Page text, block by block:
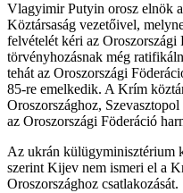
Vlagyimir Putyin orosz elnök
Köztársaság vezetőivel,
felvételét kéri az Oroszországi
törvényhozásnak még
tehát az Oroszországi
85-re emelkedik. A Krím
Oroszországhoz,
az Oroszországi Föderáció
Az ukrán külügyminisztérium
szerint Kijev nem ismeri el a
Oroszországhoz csatlakozását.